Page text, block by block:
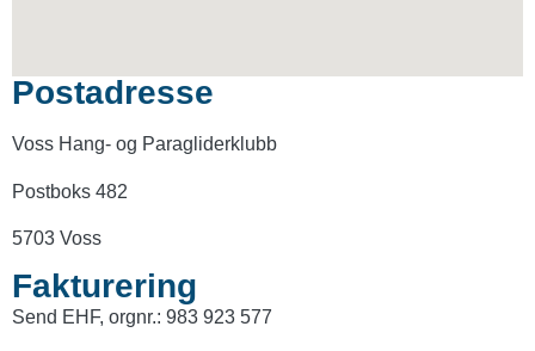
Postadresse
Voss Hang- og Paragliderklubb
Postboks 482
5703 Voss
Fakturering
Send EHF, orgnr.: 983 923 577